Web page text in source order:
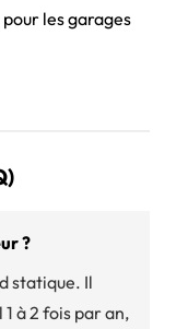
les garages
?
statique. Il
à 2 fois par an,